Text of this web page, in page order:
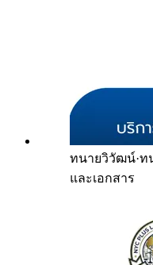
ทนายวิวัฒน์·ท
และเอกสาร